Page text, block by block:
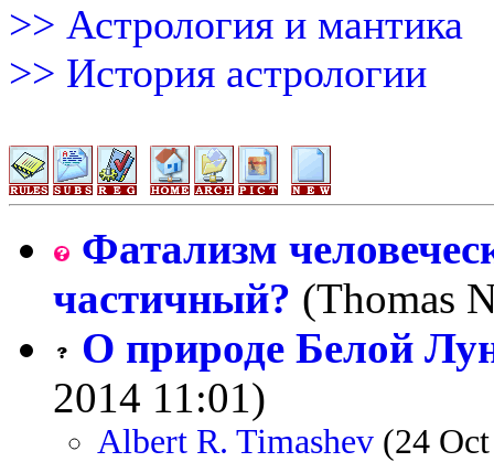
>> Астрология и мантика
>> История астрологии
Фатализм
частичный? (Thomas
О природе Белой
2014 11:01)
Albert R. Timashev (24